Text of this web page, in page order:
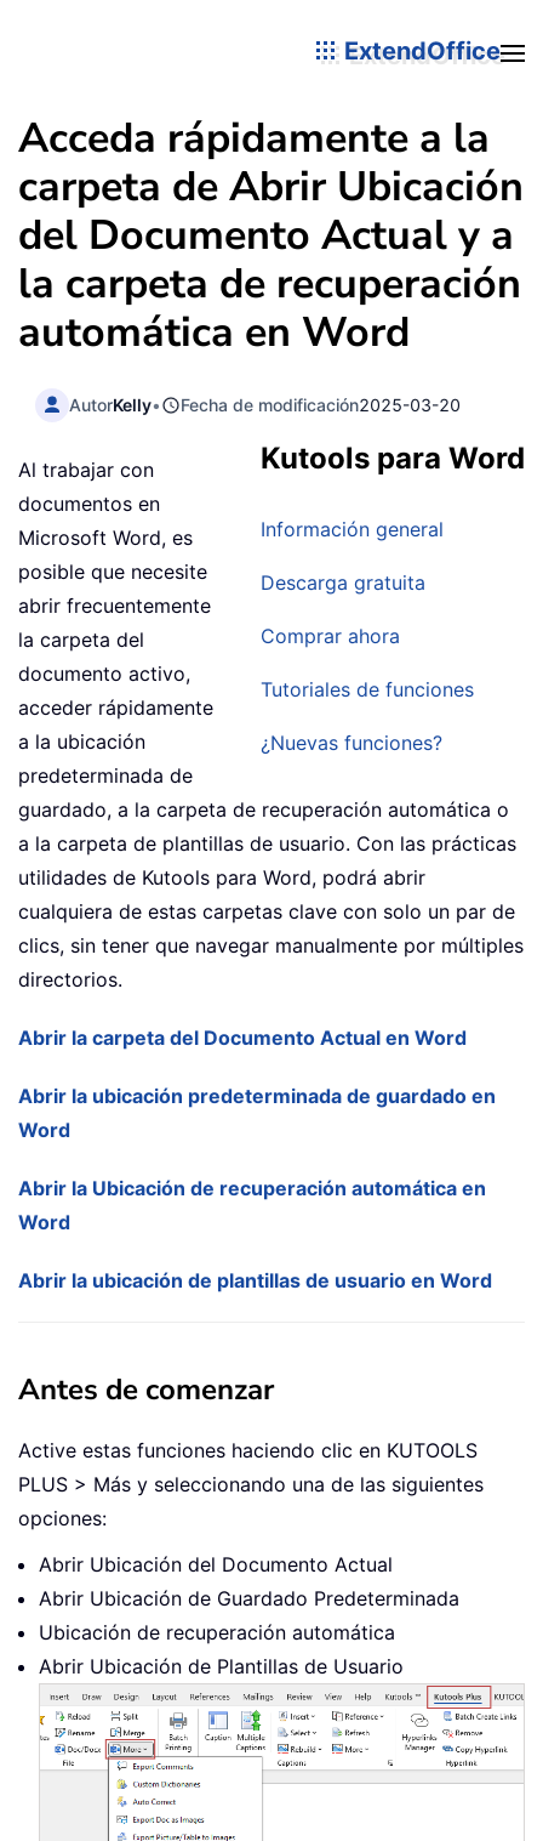
ExtendOffice
Acceda rápidamente a la
carpeta de Abrir Ubicación
del Documento Actual y a
la carpeta de recuperación
automática en Word
AutorKelly• Fecha de modificación2025-03-20
Kutools para Word
Información general
Descarga gratuita
Comprar ahora
Tutoriales de funciones
¿Nuevas funciones?
Al trabajar con
documentos en
Microsoft Word, es
posible que necesite
abrir frecuentemente
la carpeta del
documento activo,
acceder rápidamente
a la ubicación
predeterminada de
guardado, a la carpeta de recuperación automática o
a la carpeta de plantillas de usuario. Con las prácticas
utilidades de Kutools para Word, podrá abrir
cualquiera de estas carpetas clave con solo un par de
clics, sin tener que navegar manualmente por múltiples
directorios.
Abrir la carpeta del Documento Actual en Word
Abrir la ubicación predeterminada de guardado en
Word
Abrir la Ubicación de recuperación automática en
Word
Abrir la ubicación de plantillas de usuario en Word
Antes de comenzar
Active estas funciones haciendo clic en KUTOOLS
PLUS > Más y seleccionando una de las siguientes
opciones:
Abrir Ubicación del Documento Actual
Abrir Ubicación de Guardado Predeterminada
Ubicación de recuperación automática
Abrir Ubicación de Plantillas de Usuario